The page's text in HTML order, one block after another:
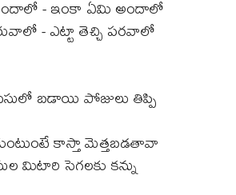
- ఇంకా ఏమి అందాలో
- ఎట్టా తెచ్చి పరవాలో
బడాయి పోజులు తిప్పి
కాస్తా మెత్తబడతావా
మిటారి సెగలకు కన్ను